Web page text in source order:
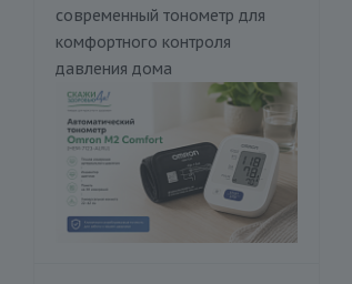
современный тонометр для
комфортного контроля
давления дома